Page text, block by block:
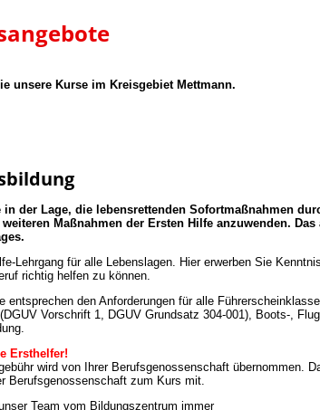
unsere Kurse im Kreisgebiet Mettmann.
der Lage, die lebensrettenden Sofortmaßnahmen
Maßnahmen der Ersten Hilfe anzuwenden.
Lehrgang für alle Lebenslagen. Hier erwerben Sie
richtig helfen zu können.
entsprechen den Anforderungen für alle
Vorschrift 1, DGUV Grundsatz 304-001), Boots-,
Ersthelfer!
wird von Ihrer Berufsgenossenschaft übernommen.
Berufsgenossenschaft zum Kurs mit.
Team vom Bildungszentrum immer